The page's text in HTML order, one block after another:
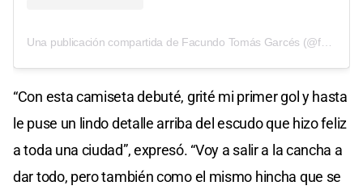
Una publicación compartida de Facundo Tomás Garcés (@facundogarces)
“Con esta camiseta debuté, grité mi primer gol y hasta
le puse un lindo detalle arriba del escudo que hizo feliz
a toda una ciudad”, expresó. “Voy a salir a la cancha a
dar todo, pero también como el mismo hincha que se